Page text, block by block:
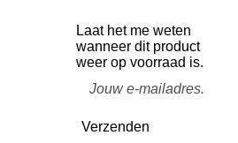
Laat het me weten
wanneer dit product
weer op voorraad is.
Verzenden